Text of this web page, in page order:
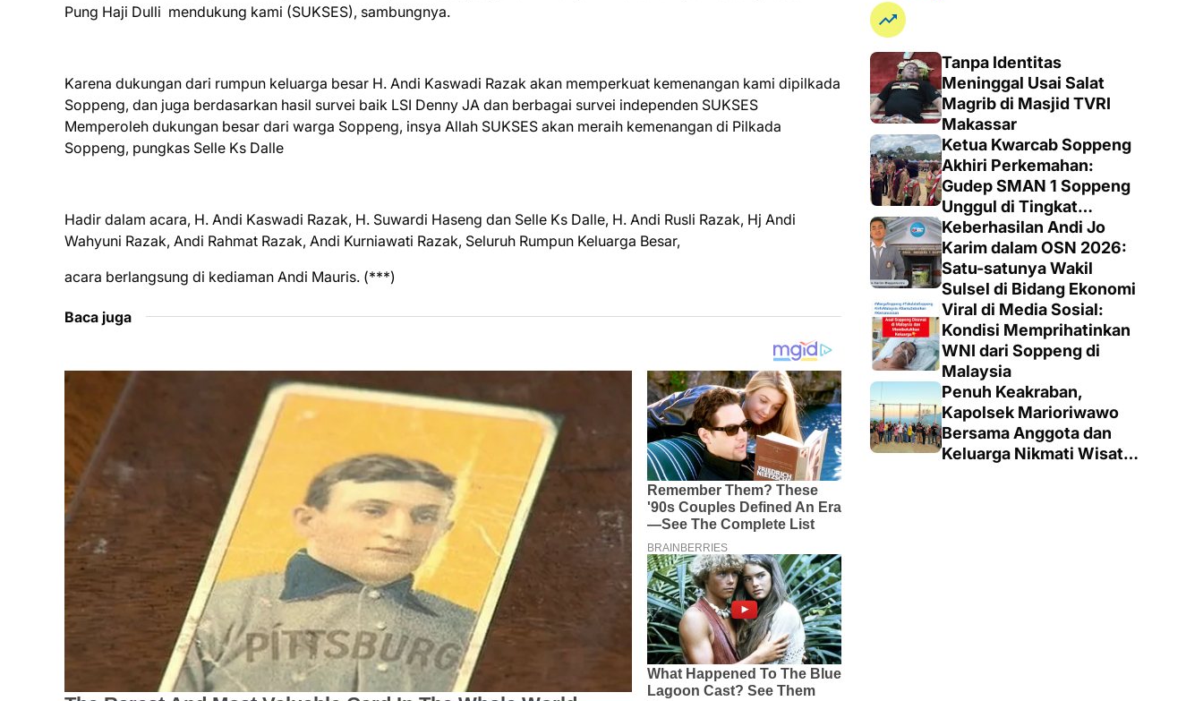
Pung Haji Dulli mendukung kami (SUKSES), sambungnya.
Karena dukungan dari rumpun keluarga besar H. Andi Kaswadi Razak akan memperkuat kemenangan kami dipilkada
Soppeng, dan juga berdasarkan hasil survei baik LSI Denny JA dan berbagai survei independen SUKSES
Memperoleh dukungan besar dari warga Soppeng, insya Allah SUKSES akan meraih kemenangan di Pilkada
Soppeng, pungkas Selle Ks Dalle
Hadir dalam acara, H. Andi Kaswadi Razak, H. Suwardi Haseng dan Selle Ks Dalle, H. Andi Rusli Razak, Hj Andi
Wahyuni Razak, Andi Rahmat Razak, Andi Kurniawati Razak, Seluruh Rumpun Keluarga Besar,
acara berlangsung di kediaman Andi Mauris. (***)
Baca juga
Tanpa Identitas
Meninggal Usai Salat
Magrib di Masjid TVRI
Makassar
Ketua Kwarcab Soppeng
Akhiri Perkemahan:
Gudep SMAN 1 Soppeng
Unggul di Tingkat
Penegak
Keberhasilan Andi Jo
Karim dalam OSN 2026:
Satu-satunya Wakil
Sulsel di Bidang Ekonomi
Viral di Media Sosial:
Kondisi Memprihatinkan
WNI dari Soppeng di
Malaysia
Penuh Keakraban,
Kapolsek Marioriwawo
Bersama Anggota dan
Keluarga Nikmati Wisata